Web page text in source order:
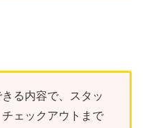
る内容で、スタッ
ェックアウトまで